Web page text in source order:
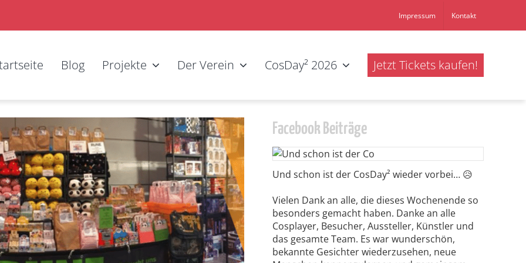
Impressum Kontakt
Blog Projekte Der Verein CosDay² 2026 Jetzt Tickets kaufen!
Facebook Beiträge
Und schon ist der CosDay² wieder vorbei… 😥
Vielen Dank an alle, die dieses Wochenende so
besonders gemacht haben. Danke an alle
Cosplayer, Besucher, Aussteller, Künstler und
das gesamte Team. Es war wunderschön,
bekannte Gesichter wiederzusehen, neue